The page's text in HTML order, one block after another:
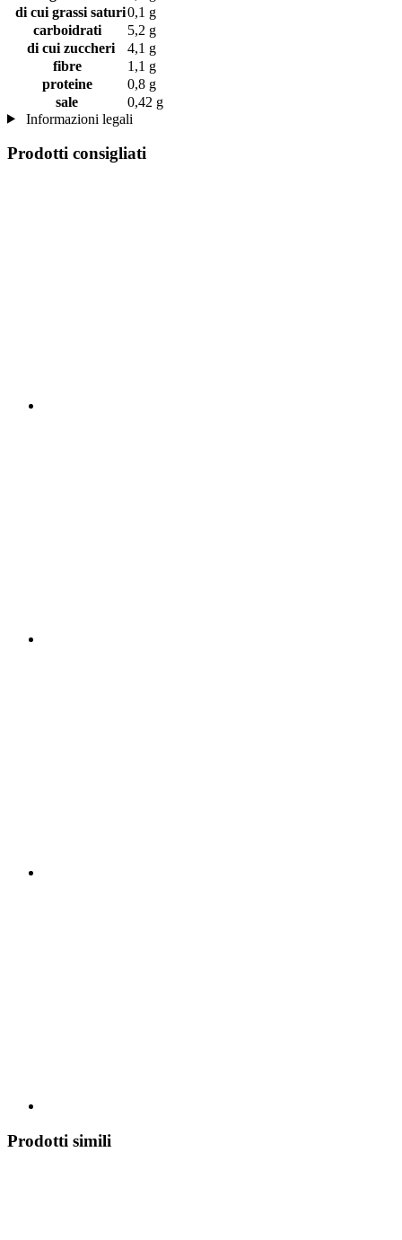
di cui grassi saturi0,1 g
carboidrati
5,2 g
di cui zuccheri
4,1 g
fibre
1,1 g
proteine
0,8 g
sale
0,42 g
Informazioni legali
Prodotti consigliati
Prodotti simili